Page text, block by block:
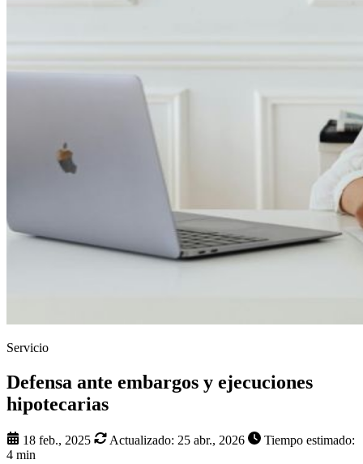
Servicio
Defensa ante embargos y ejecuciones
hipotecarias
18 feb., 2025 Actualizado: 25 abr., 2026
Tiempo estimado:
4 min